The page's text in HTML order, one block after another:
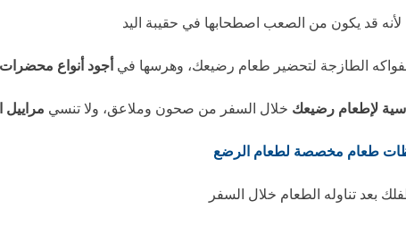
أجود أنواع
لإطعام رضيعك خلال السفر من صحون وملاعق، ولا تنسي مراييل
طعام مخصصة لطعام الرضع
بعد تناوله الطعام خلال السفر